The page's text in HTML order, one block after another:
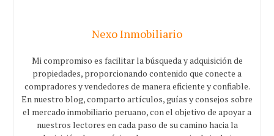
Nexo Inmobiliario
Mi compromiso es facilitar la búsqueda y adquisición de
propiedades, proporcionando contenido que conecte a
compradores y vendedores de manera eficiente y confiable.
En nuestro blog, comparto artículos, guías y consejos sobre
el mercado inmobiliario peruano, con el objetivo de apoyar a
nuestros lectores en cada paso de su camino hacia la